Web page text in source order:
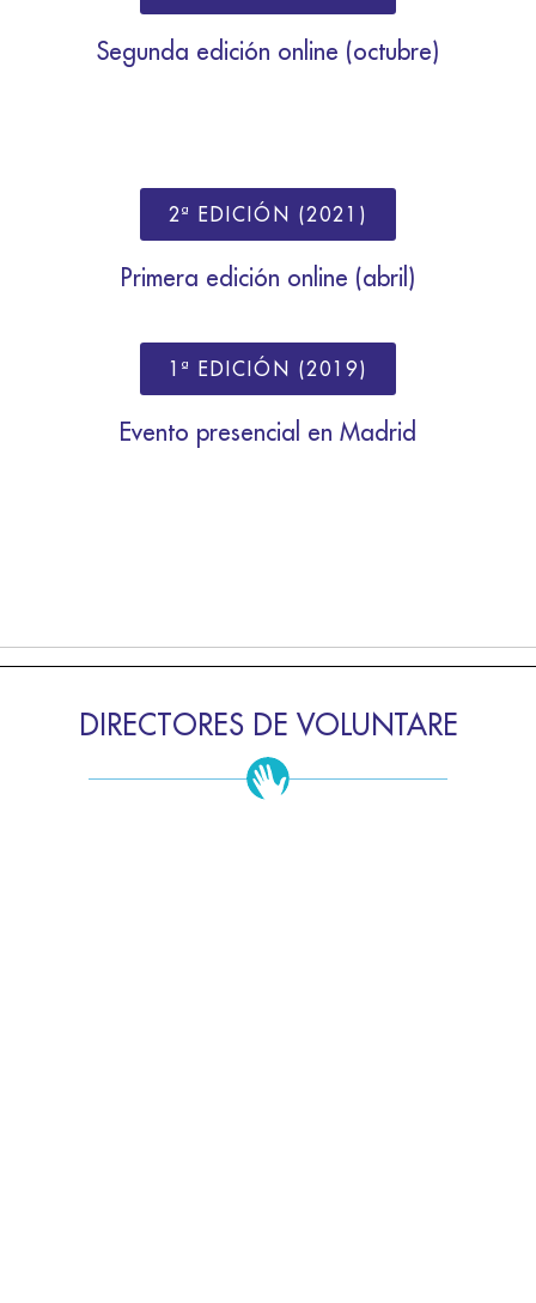
Segunda edición online (octubre)
2ª EDICIÓN (2021)
Primera edición online (abril)
1ª EDICIÓN (2019)
Evento presencial en Madrid
DIRECTORES DE VOLUNTARE